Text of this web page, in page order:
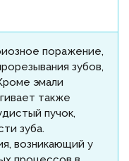
поражение,
зубов,
эмали
также
пучок,
зуба.
возникающий у